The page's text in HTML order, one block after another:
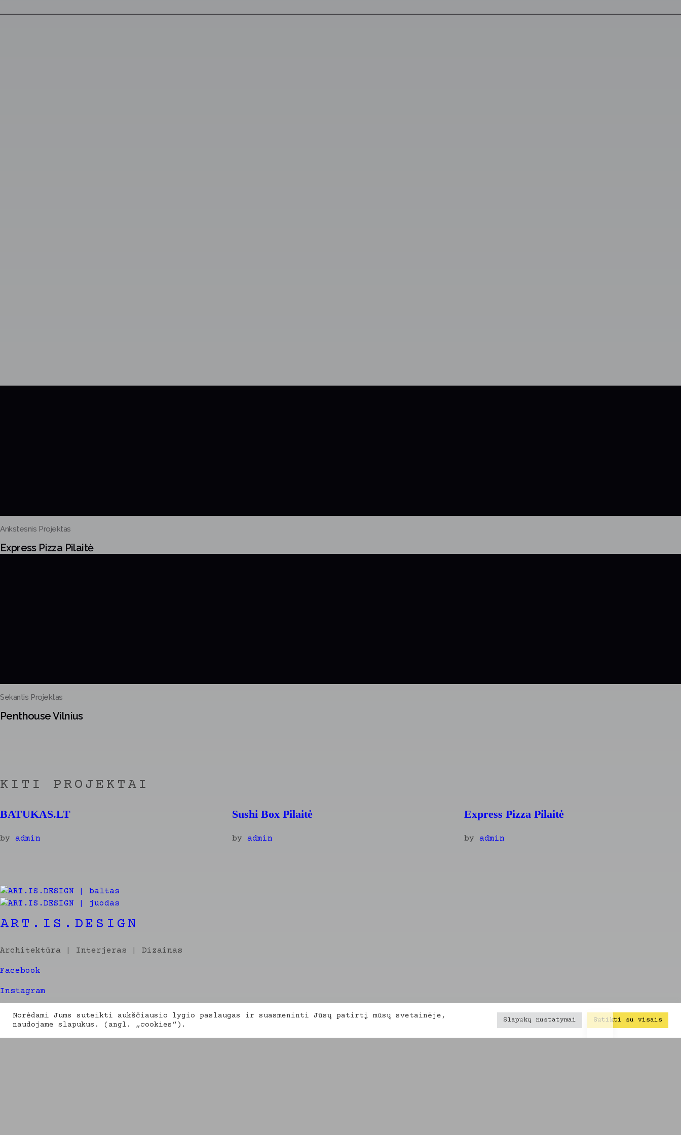
Ankstesnis Projektas
Express Pizza Pilaitė
Sekantis Projektas
Penthouse Vilnius
KITI PROJEKTAI
BATUKAS.LT
by admin
Sushi Box Pilaitė
by admin
Express Pizza Pilaitė
by admin
ART.IS.DESIGN
Architektūra | Interjeras | Dizainas
Facebook
Instagram
Linkedin
Norėdami Jums suteikti aukščiausio lygio paslaugas ir suasmeninti Jūsų patirtį mūsų svetainėje,
naudojame slapukus. (angl. „cookies“).
Slapukų nustatymai Sutikti su visais